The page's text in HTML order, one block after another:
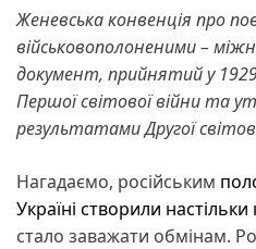
Женевська конвенція про
військовополоненими –
документ, прийнятий у
Першої світової війни та
результатами Другої
Нагадаємо, російським
Україні створили
стало заважати обмінам.